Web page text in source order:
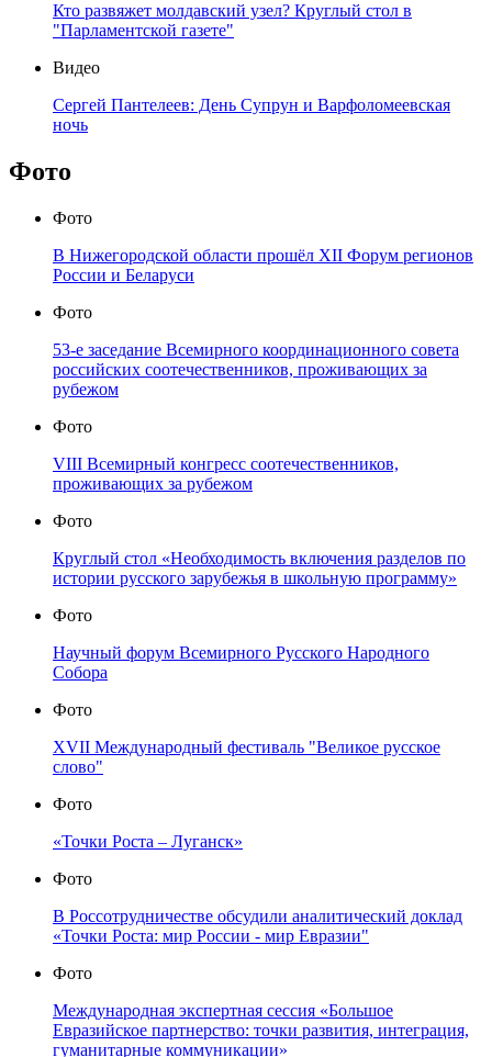
Кто развяжет молдавский узел? Круглый стол в
"Парламентской газете"
Видео
Сергей Пантелеев: День Супрун и Варфоломеевская
ночь
Фото
Фото
В Нижегородской области прошёл XII Форум регионов
России и Беларуси
Фото
53-е заседание Всемирного координационного совета
российских соотечественников, проживающих за
рубежом
Фото
VIII Всемирный конгресс соотечественников,
проживающих за рубежом
Фото
Круглый стол «Необходимость включения разделов по
истории русского зарубежья в школьную программу»
Фото
Научный форум Всемирного Русского Народного
Собора
Фото
XVII Международный фестиваль "Великое русское
слово"
Фото
«Точки Роста – Луганск»
Фото
В Россотрудничестве обсудили аналитический доклад
«Точки Роста: мир России - мир Евразии"
Фото
Международная экспертная сессия «Большое
Евразийское партнерство: точки развития, интеграция,
гуманитарные коммуникации»